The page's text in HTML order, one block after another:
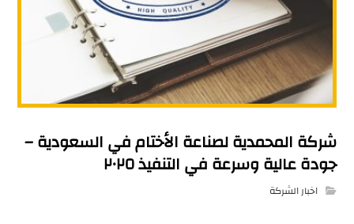
شركة المحمدية لصناعة الأختام في السعودية –
جودة عالية وسرعة في التنفيذ ٢٠٢٥
اخبار الشركة